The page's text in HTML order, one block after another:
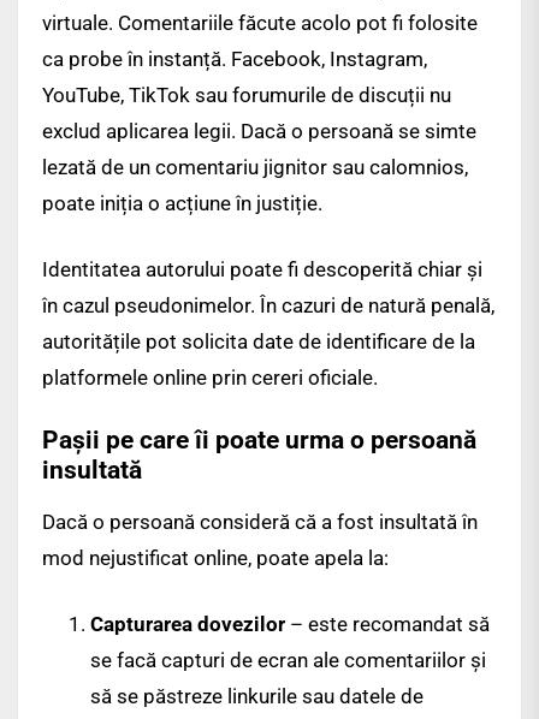
virtuale. Comentariile făcute acolo pot fi folosite
ca probe în instanță. Facebook, Instagram,
YouTube, TikTok sau forumurile de discuții nu
exclud aplicarea legii. Dacă o persoană se simte
lezată de un comentariu jignitor sau calomnios,
poate iniția o acțiune în justiție.
Identitatea autorului poate fi descoperită chiar și
în cazul pseudonimelor. În cazuri de natură penală,
autoritățile pot solicita date de identificare de la
platformele online prin cereri oficiale.
Pașii pe care îi poate urma o persoană
insultată
Dacă o persoană consideră că a fost insultată în
mod nejustificat online, poate apela la:
Capturarea dovezilor – este recomandat să
se facă capturi de ecran ale comentariilor și
să se păstreze linkurile sau datele de